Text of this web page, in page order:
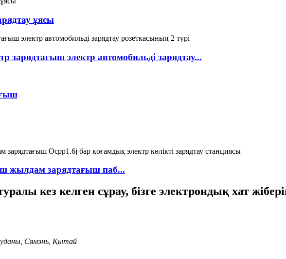
ұясы
электр автомобильді зарядтау...
жылдам зарядтағыш паб...
кез келген сұрау, бізге электрондық хат
Сямэнь, Қытай